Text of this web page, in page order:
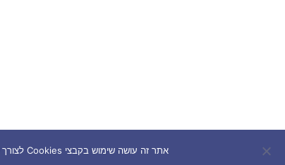
אתר זה עושה שימוש בקבצי Cookies לצורך שיפור חוויית המשתמש. המשך השימוש באתר מהווה הסכמה לשימוש בעוגיות בהתאם למדיניות הפרטיות